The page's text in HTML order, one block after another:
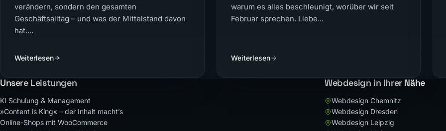
verändern, sondern den gesamten
Geschäftsalltag – und was der Mittelstand davon
hat....
Weiterlesen
warum es alles beschleunigt, worüber wir seit
Februar sprechen. Liebe...
Weiterlesen
Unsere Leistungen
KI Schulung & Management
»Content is King« – der Inhalt macht’s
Online-Shops mit WooCommerce
Webdesign in Ihrer Nähe
Webdesign Chemnitz
Webdesign Dresden
Webdesign Leipzig